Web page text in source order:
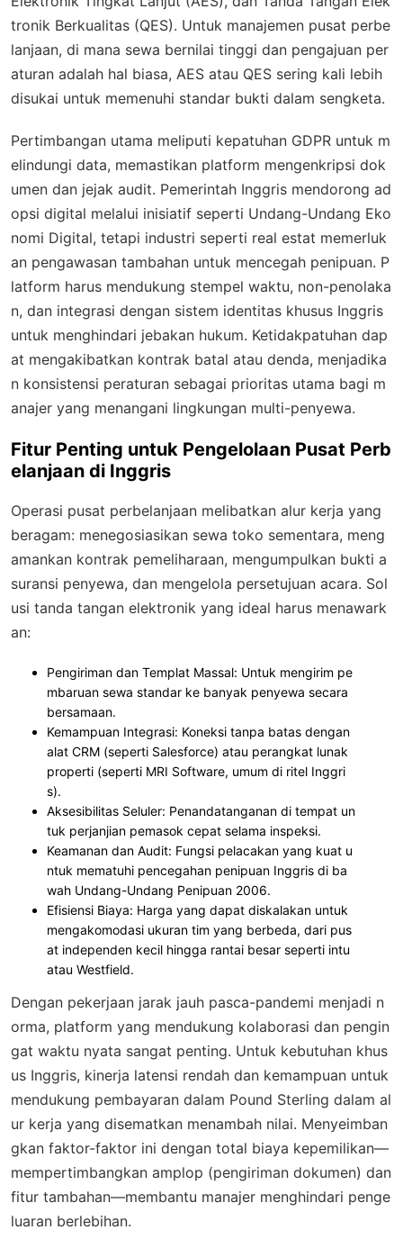
tronik Berkualitas (QES). Untuk manajemen pusat perbe
lanjaan, di mana sewa bernilai tinggi dan pengajuan per
aturan adalah hal biasa, AES atau QES sering kali lebih
disukai untuk memenuhi standar bukti dalam sengketa.
Pertimbangan utama meliputi kepatuhan GDPR untuk m
elindungi data, memastikan platform mengenkripsi dok
umen dan jejak audit. Pemerintah Inggris mendorong ad
opsi digital melalui inisiatif seperti Undang-Undang Eko
nomi Digital, tetapi industri seperti real estat memerluk
an pengawasan tambahan untuk mencegah penipuan. P
latform harus mendukung stempel waktu, non-penolaka
n, dan integrasi dengan sistem identitas khusus Inggris
untuk menghindari jebakan hukum. Ketidakpatuhan dap
at mengakibatkan kontrak batal atau denda, menjadika
n konsistensi peraturan sebagai prioritas utama bagi m
anajer yang menangani lingkungan multi-penyewa.
Fitur Penting untuk Pengelolaan Pusat Perb
elanjaan di Inggris
Operasi pusat perbelanjaan melibatkan alur kerja yang
beragam: menegosiasikan sewa toko sementara, meng
amankan kontrak pemeliharaan, mengumpulkan bukti a
suransi penyewa, dan mengelola persetujuan acara. Sol
usi tanda tangan elektronik yang ideal harus menawark
an:
Pengiriman dan Templat Massal: Untuk mengirim pe
mbaruan sewa standar ke banyak penyewa secara
bersamaan.
Kemampuan Integrasi: Koneksi tanpa batas dengan
alat CRM (seperti Salesforce) atau perangkat lunak
properti (seperti MRI Software, umum di ritel Inggri
s).
Aksesibilitas Seluler: Penandatanganan di tempat un
tuk perjanjian pemasok cepat selama inspeksi.
Keamanan dan Audit: Fungsi pelacakan yang kuat u
ntuk mematuhi pencegahan penipuan Inggris di ba
wah Undang-Undang Penipuan 2006.
Efisiensi Biaya: Harga yang dapat diskalakan untuk
mengakomodasi ukuran tim yang berbeda, dari pus
at independen kecil hingga rantai besar seperti intu
atau Westfield.
Dengan pekerjaan jarak jauh pasca-pandemi menjadi n
orma, platform yang mendukung kolaborasi dan pengin
gat waktu nyata sangat penting. Untuk kebutuhan khus
us Inggris, kinerja latensi rendah dan kemampuan untuk
mendukung pembayaran dalam Pound Sterling dalam al
ur kerja yang disematkan menambah nilai. Menyeimban
gkan faktor-faktor ini dengan total biaya kepemilikan—
mempertimbangkan amplop (pengiriman dokumen) dan
fitur tambahan—membantu manajer menghindari penge
luaran berlebihan.